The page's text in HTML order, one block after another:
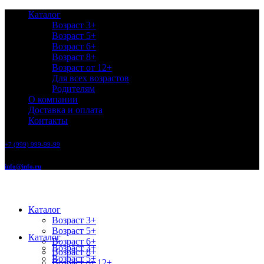
Каталог
Возраст 3+
Возраст 5+
Возраст 6+
Возраст 8+
Возраст от 12+
Для всех возрастов
Родителям
О компании
Доставка и оплата
Контакты
+7 (999) 999-99-99
info@info.ru
Каталог
Возраст 3+
Возраст 5+
Возраст 6+
Возраст 8+
Каталог
Возраст 3+
Возраст 5+